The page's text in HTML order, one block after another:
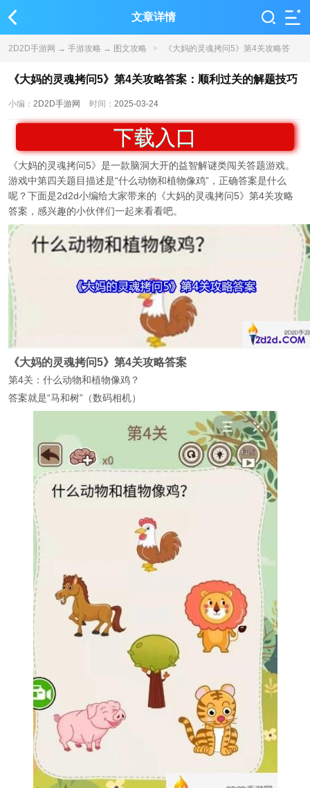
文章详情
2D2D手游网 → 手游攻略 → 图文攻略 > 《大妈的灵魂拷问5》第4关攻略答
案：顺利过关的解题技巧
《大妈的灵魂拷问5》第4关攻略答案：顺利过关的解题技巧
小编： 2D2D手游网 时间： 2025-03-24
下载入口
《大妈的灵魂拷问5》是一款脑洞大开的益智解谜类闯关答题游戏。
游戏中第四关题目描述是“什么动物和植物像鸡”，正确答案是什么
呢？下面是2d2d小编给大家带来的《大妈的灵魂拷问5》第4关攻略
答案，感兴趣的小伙伴们一起来看看吧。
《大妈的灵魂拷问5》第4关攻略答案
第4关：什么动物和植物像鸡？
答案就是“马和树”（数码相机）